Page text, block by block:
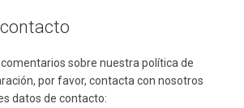
sobre nuestra política de
por favor, contacta con nosotros
datos de contacto: